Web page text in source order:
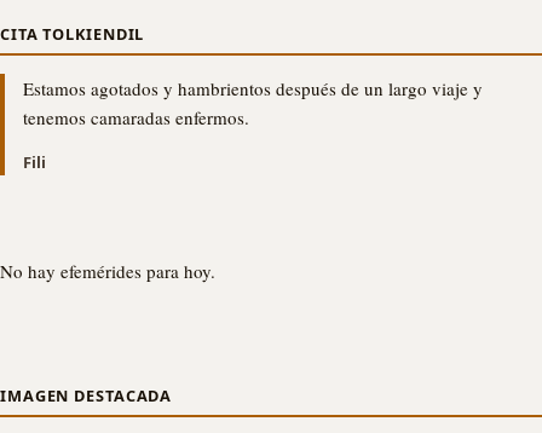
CITA TOLKIENDIL
Estamos agotados y hambrientos después de un largo viaje y
tenemos camaradas enfermos.
Fili
No hay efemérides para hoy.
IMAGEN DESTACADA